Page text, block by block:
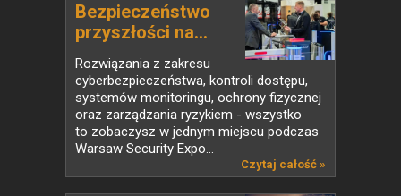
Bezpieczeństwo
przyszłości na...
Rozwiązania z zakresu
cyberbezpieczeństwa, kontroli dostępu,
systemów monitoringu, ochrony fizycznej
oraz zarządzania ryzykiem - wszystko
to zobaczysz w jednym miejscu podczas
Warsaw Security Expo...
Czytaj całość »